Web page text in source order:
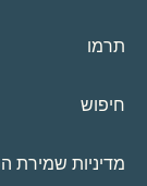
תרמו
חיפוש
מדיניות שמירת